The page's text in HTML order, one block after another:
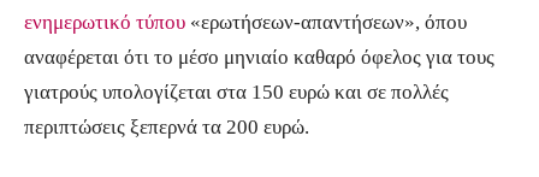
ενημερωτικό τύπου «ερωτήσεων-απαντήσεων», όπου
αναφέρεται ότι το μέσο μηνιαίο καθαρό όφελος για τους
γιατρούς υπολογίζεται στα 150 ευρώ και σε πολλές
περιπτώσεις ξεπερνά τα 200 ευρώ.